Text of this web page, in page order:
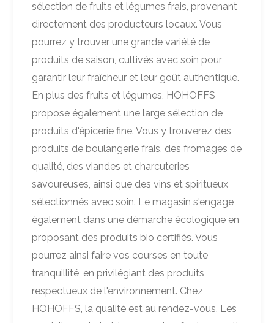
sélection de fruits et légumes frais, provenant
directement des producteurs locaux. Vous
pourrez y trouver une grande variété de
produits de saison, cultivés avec soin pour
garantir leur fraîcheur et leur goût authentique.
En plus des fruits et légumes, HOHOFFS
propose également une large sélection de
produits d'épicerie fine. Vous y trouverez des
produits de boulangerie frais, des fromages de
qualité, des viandes et charcuteries
savoureuses, ainsi que des vins et spiritueux
sélectionnés avec soin. Le magasin s'engage
également dans une démarche écologique en
proposant des produits bio certifiés. Vous
pourrez ainsi faire vos courses en toute
tranquillité, en privilégiant des produits
respectueux de l'environnement. Chez
HOHOFFS, la qualité est au rendez-vous. Les